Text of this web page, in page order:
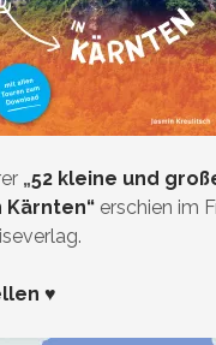
„52 kleine und
Kärnten“ erschien im
♥